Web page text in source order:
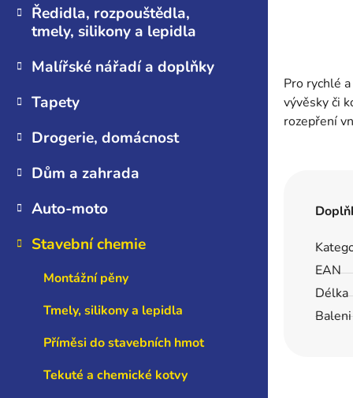
Ředidla, rozpouštědla,
tmely, silikony a lepidla
Malířské nářadí a doplňky
Tapety
Drogerie, domácnost
Dům a zahrada
Auto-moto
Stavební chemie
Montážní pěny
Tmely, silikony a lepidla
Příměsi do stavebních hmot
Tekuté a chemické kotvy
Pro rychlé
vývěsky či
rozepření
EAN
Délka
Baleni